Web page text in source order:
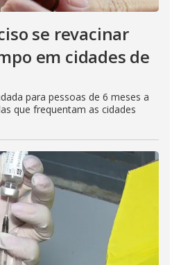
se revacinar
em cidades de
para pessoas de 6 meses a
que frequentam as cidades